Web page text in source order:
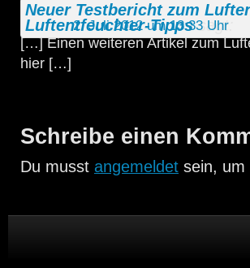
Neuer Testbericht zum
Luftentfeuchter-Tipps sagt:
2. Juli 2012 um 13:33 Uhr
[…] Einen weiteren Artikel zum
hier […]
Schreibe einen
Du musst angemeldet sein, um